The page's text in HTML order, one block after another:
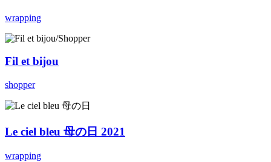
wrapping
Fil et bijou
shopper
Le ciel bleu 母の日 2021
wrapping